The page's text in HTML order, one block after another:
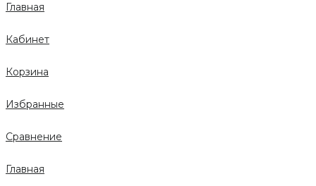
Главная
Кабинет
Корзина
Избранные
Сравнение
Главная